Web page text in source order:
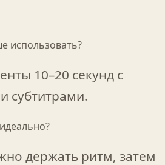
использовать?
10–20 секунд с
субтитрами.
держать ритм, затем